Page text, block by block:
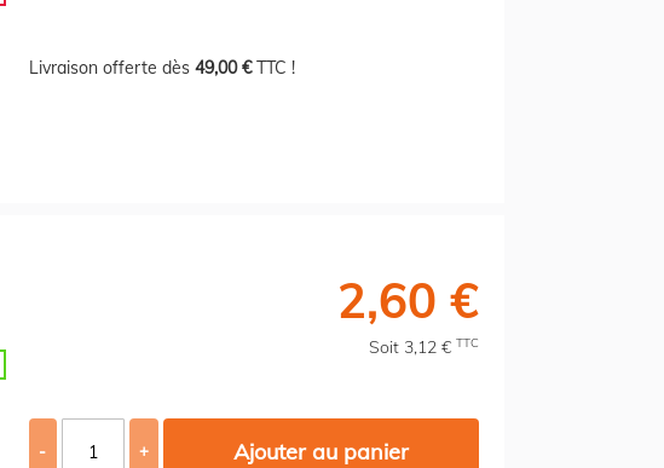
Livraison offerte dès 49,00 €TTC !
2,60 €
Soit 3,12 € TTC
- + Ajouter au panier